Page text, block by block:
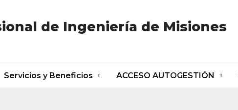
de Ingeniería de Misiones
Servicios y Beneficios ACCESO AUTOGESTIÓN